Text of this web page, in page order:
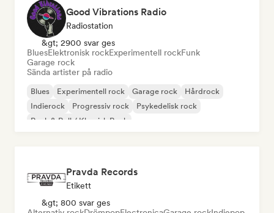
Good Vibrations Radio
Radiostation
&gt; 2900 svar ges
BluesElektronisk rockExperimentell rockFunk
Garage rock
Sända artister på radio
Blues Experimentell rock Garage rock
Hårdrock
Indierock
Progressiv rock
Psykedelisk rock
Rock & Roll / Klassisk Rock
Pravda Records
Etikett
&gt; 800 svar ges